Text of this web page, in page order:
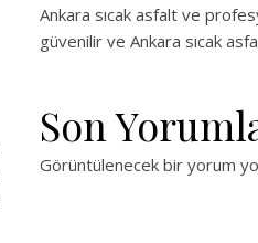
Ankara sıcak asfalt ve
güvenilir ve Ankara sıcak
Son
Görüntülenecek bir yorum